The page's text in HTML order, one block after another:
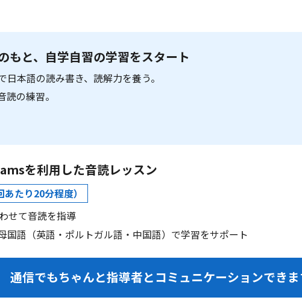
もと、自学自習の学習をスタート
日本語の読み書き、読解力を養う。
読の練習。
を利用した音読レッスン
たり20分程度）
せて音読を指導
国語（英語・ポルトガル語・中国語）で学習をサポート
通信でもちゃんと指導者とコミュニケーションでき